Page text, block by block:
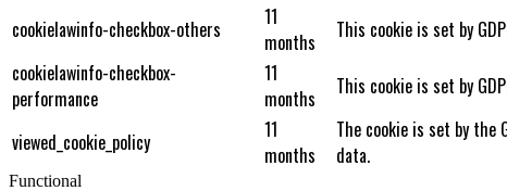
cookielawinfo-checkbox-others
11
months
This cookie is set by
cookielawinfo-checkbox-
performance
11
months
This cookie is set by
viewed_cookie_policy
11
months
The cookie is set by the
data.
Functional